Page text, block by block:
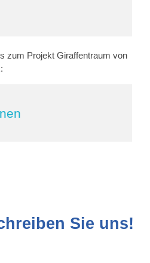
zum Projekt Giraffentraum von
Sie uns!